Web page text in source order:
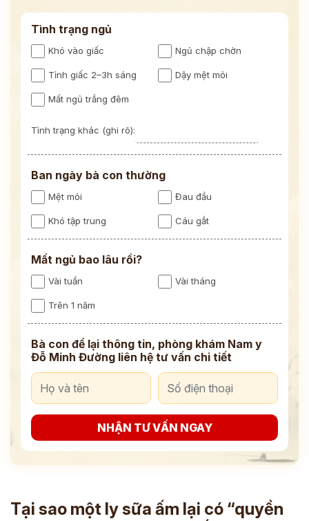
Tình trạng ngủ
Khó vào giấc Ngủ chập chờn
Tỉnh giấc 2–3h sáng Dậy mệt mỏi
Mất ngủ trắng đêm
Tình trạng khác (ghi rõ):
Ban ngày bà con thường
Mệt mỏi Đau đầu
Khó tập trung Cáu gắt
Mất ngủ bao lâu rồi?
Vài tuần Vài tháng
Trên 1 năm
Bà con để lại thông tin, phòng khám Nam y
Đỗ Minh Đường liên hệ tư vấn chi tiết
NHẬN TƯ VẤN NGAY
Tại sao một ly sữa ấm lại có “quyền